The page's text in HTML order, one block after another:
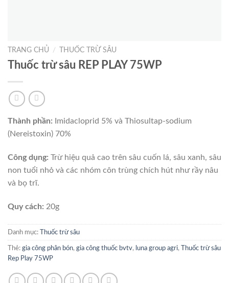
TRANG CHỦ / THUỐC TRỪ SÂU
Thuốc trừ sâu REP PLAY 75WP
Thành phần: Imidacloprid 5% và Thiosultap-sodium
(Nereistoxin) 70%
Công dụng: Trừ hiệu quả cao trên sâu cuốn lá, sâu xanh, sâu
non tuổi nhỏ và các nhóm côn trùng chích hút như rầy nâu
và bọ trĩ.
Quy cách: 20g
Danh mục: Thuốc trừ sâu
Thẻ: gia công phân bón, gia công thuốc bvtv, luna group agri,
Thuốc trừ sâu
Rep Play 75WP